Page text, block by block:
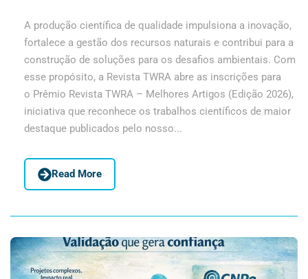
A produção científica de qualidade impulsiona a inovação,
fortalece a gestão dos recursos naturais e contribui para a
construção de soluções para os desafios ambientais. Com
esse propósito, a Revista TWRA abre as inscrições para
o Prêmio Revista TWRA – Melhores Artigos (Edição 2026),
iniciativa que reconhece os trabalhos científicos de maior
destaque publicados pelo nosso...
Read More